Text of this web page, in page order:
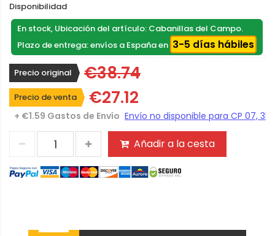
Disponibilidad
En stock, Ubicación del artículo: Cabanillas del Campo.
Plazo de entrega: envíos a España en 3-5 días hábiles
Precio original €38.74
Precio de venta €27.12
+ €1.59 Gastos de Envío
Añadir a la cesta